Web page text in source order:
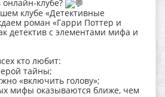
клубе «Детективные
роман «Гарри Поттер и
детектив с элементами мифа и
кто любит:
тайны;
«включить голову»;
мифы оказываются ближе, чем